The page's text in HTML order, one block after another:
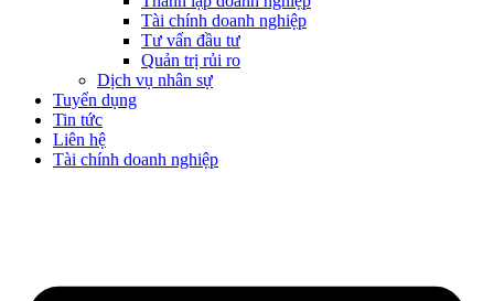
Tài chính doanh nghiệp
Tư vấn đầu tư
Quản trị rủi ro
Dịch vụ nhân sự
Tuyển dụng
Tin tức
Liên hệ
Tài chính doanh nghiệp